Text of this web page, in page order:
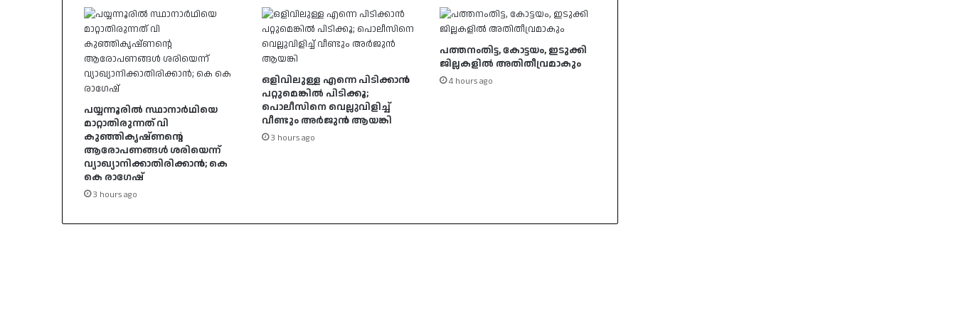
പയ്യന്നൂരിൽ സ്ഥാനാർഥിയെ
മാറ്റാതിരുന്നത് വി
കുഞ്ഞികൃഷ്ണന്റെ
ആരോപണങ്ങൾ ശരിയെന്ന്
വ്യാഖ്യാനിക്കാതിരിക്കാൻ; കെ
കെ രാഗേഷ്
3 hours ago
ഒളിവിലുള്ള എന്നെ പിടിക്കാൻ
പറ്റുമെങ്കിൽ പിടിക്കൂ;
പൊലീസിനെ വെല്ലുവിളിച്ച്
വീണ്ടും അർജുൻ ആയങ്കി
3 hours ago
പത്തനംതിട്ട, കോട്ടയം, ഇടുക്കി
ജില്ലകളില്‍ അതിതീവ്രമാകും
4 hours ago